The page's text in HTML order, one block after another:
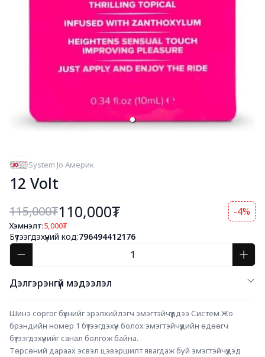
System Jo Америк
12 Volt
115,000₮110,000₮ -4%
Хэмнэлт:5,000₮
Бүтээгдэхүүний код:796494412176
Дэлгэрэнгүй мэдээлэл
Шинэ соргог бүхнийг эрэлхийлэгч эмэгтэйчүүддээ Систем Жо
брэндийн номер 1 бүтээгдэхүүн болох эмэгтэйчүүдийн ѳдѳѳгч
бүтээгдэхүүнийг санал болгож байна.
Тѳрсѳний дараах эсвэл цэвэршилт явагдаж буй эмэгтэйчүүдэд